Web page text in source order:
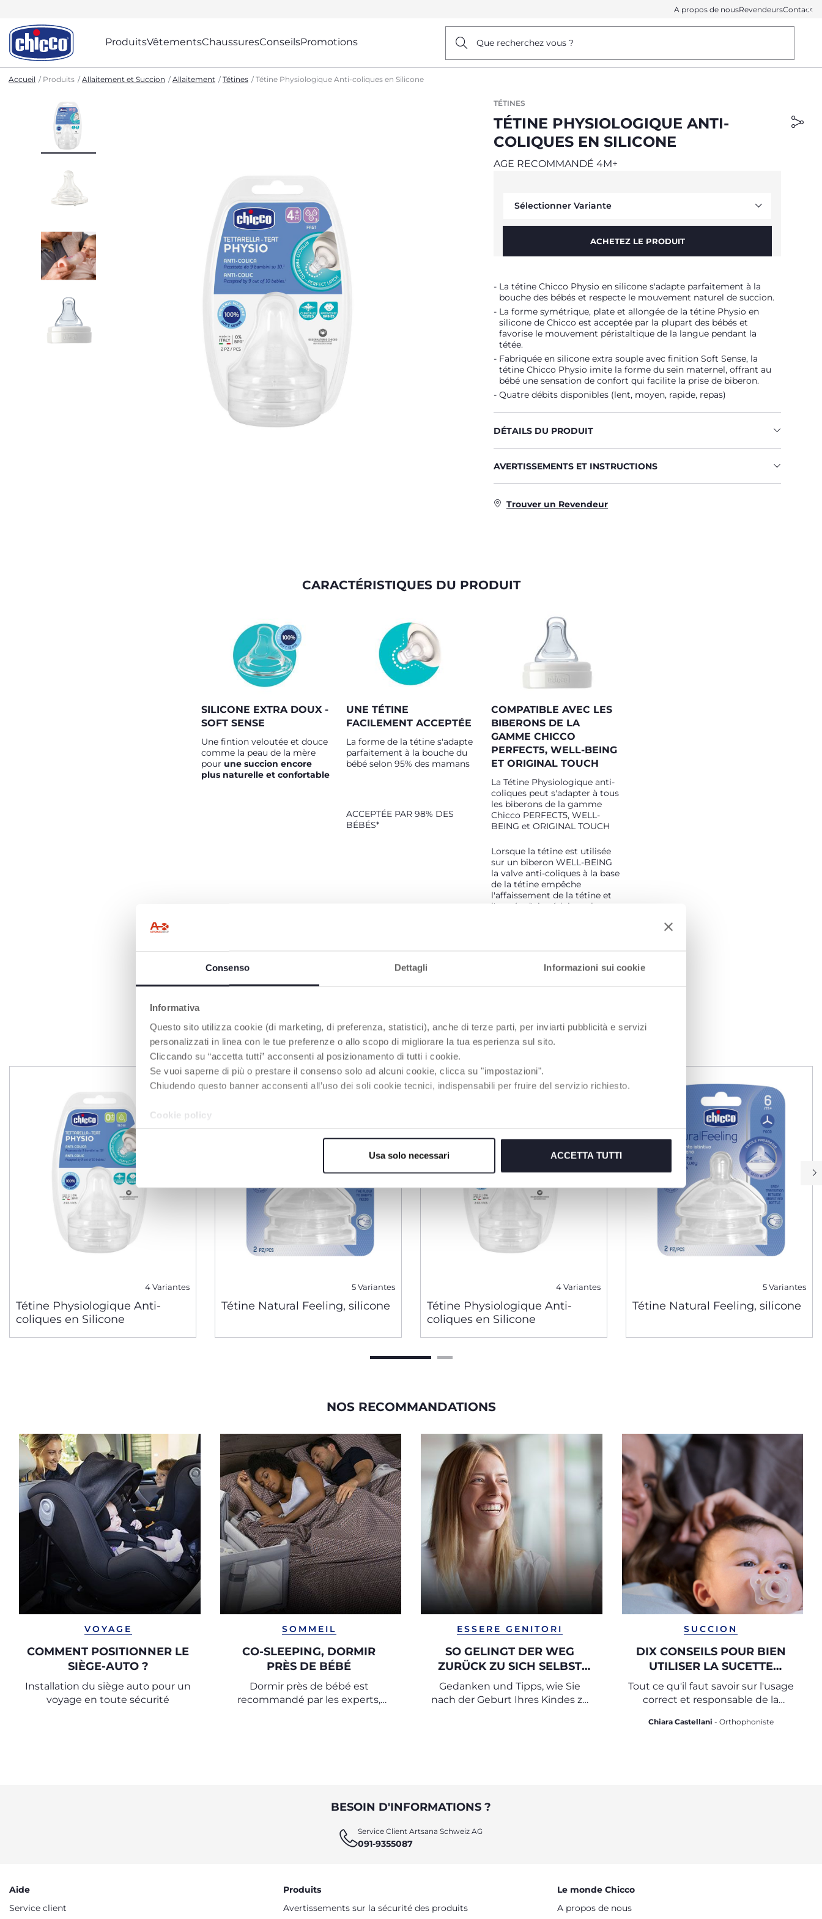
Consenso Dettagli Informazioni sui cookie
Informativa
Questo sito utilizza cookie (di marketing, di preferenza, statistici), anche di terze parti, per inviarti pubblicità e servizi
personalizzati in linea con le tue preferenze o allo scopo di migliorare la tua esperienza sul sito.
Cliccando su “accetta tutti” acconsenti al posizionamento di tutti i cookie.
Se vuoi saperne di più o prestare il consenso solo ad alcuni cookie, clicca su "impostazioni".
Chiudendo questo banner acconsenti all’uso dei soli cookie tecnici, indispensabili per fruire del servizio richiesto.
Cookie policy
Usa solo necessari ACCETTA TUTTI
A propos de nousRevendeursContact
ProduitsVêtementsChaussuresConseilsPromotions Que recherchez vous ?
Accueil Produits Allaitement et Succion Allaitement Tétines Tétine Physiologique Anti-coliques en Silicone
TÉTINES
TÉTINE PHYSIOLOGIQUE ANTI-
COLIQUES EN SILICONE
AGE RECOMMANDÉ 4M+
Sélectionner Variante
ACHETEZ LE PRODUIT
La tétine Chicco Physio en silicone s'adapte parfaitement à la
bouche des bébés et respecte le mouvement naturel de succion.
La forme symétrique, plate et allongée de la tétine Physio en
silicone de Chicco est acceptée par la plupart des bébés et
favorise le mouvement péristaltique de la langue pendant la
tétée.
Fabriquée en silicone extra souple avec finition Soft Sense, la
tétine Chicco Physio imite la forme du sein maternel, offrant au
bébé une sensation de confort qui facilite la prise de biberon.
Quatre débits disponibles (lent, moyen, rapide, repas)
DÉTAILS DU PRODUIT
AVERTISSEMENTS ET INSTRUCTIONS
Trouver un Revendeur
CARACTÉRISTIQUES DU PRODUIT
SILICONE EXTRA DOUX -
SOFT SENSE
Une fintion veloutée et douce
comme la peau de la mère
pour une succion encore
plus naturelle et confortable
UNE TÉTINE
FACILEMENT ACCEPTÉE
La forme de la tétine s'adapte
parfaitement à la bouche du
bébé selon 95% des mamans
ACCEPTÉE PAR 98% DES
BÉBÉS*
COMPATIBLE AVEC LES
BIBERONS DE LA
GAMME CHICCO
PERFECT5, WELL-BEING
ET ORIGINAL TOUCH
La Tétine Physiologique anti-
coliques peut s'adapter à tous
les biberons de la gamme
Chicco PERFECT5, WELL-
BEING et ORIGINAL TOUCH
Lorsque la tétine est utilisée
sur un biberon WELL-BEING
la valve anti-coliques à la base
de la tétine empêche
l'affaissement de la tétine et
l'entrée d'air, réduisant les
détendue
PRODUITS POUVANT VOUS INTÉRESSER
4 Variantes
Tétine Physiologique Anti-
coliques en Silicone
5 Variantes
Tétine Natural Feeling, silicone
4 Variantes
Tétine Physiologique Anti-
coliques en Silicone
5 Variantes
Tétine Natural Feeling, silicone
NOS RECOMMANDATIONS
VOYAGE
COMMENT POSITIONNER LE
SIÈGE-AUTO ?
Installation du siège auto pour un
voyage en toute sécurité
SOMMEIL
CO-SLEEPING, DORMIR
PRÈS DE BÉBÉ
Dormir près de bébé est
recommandé par les experts,
ESSERE GENITORI
SO GELINGT DER WEG
ZURÜCK ZU SICH SELBST
NACH DER MUTTERSCHAFT
Gedanken und Tipps, wie Sie
nach der Geburt Ihres Kindes zu
SUCCION
DIX CONSEILS POUR BIEN
UTILISER LA SUCETTE
(TÉTINE)
Tout ce qu'il faut savoir sur l'usage
correct et responsable de la
Chiara Castellani - Orthophoniste
BESOIN D'INFORMATIONS ?
Service Client Artsana Schweiz AG
091-9355087
Aide
Service client
Produits
Avertissements sur la sécurité des produits
Le monde Chicco
A propos de nous